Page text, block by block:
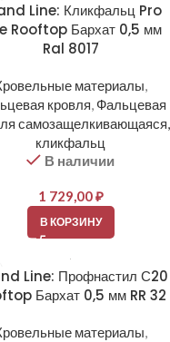
Line: Кликфальц Pro
Rooftop Бархат 0,5 мм
Ral 8017
материалы,
кровля, Фальцевая
самозащелкивающаяся,
кликфальц
В наличии
1 729,00₽
В КОРЗИНУ
Line: Профнастил С20
Бархат 0,5 мм RR 32
материалы,